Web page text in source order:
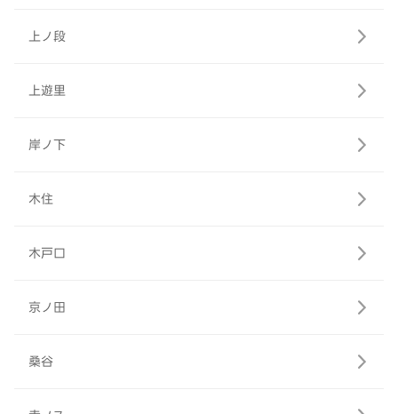
上ノ段
上遊里
岸ノ下
木住
木戸口
京ノ田
桑谷